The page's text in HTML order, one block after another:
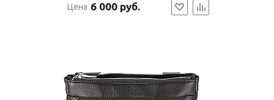
Цена 6 000 руб.